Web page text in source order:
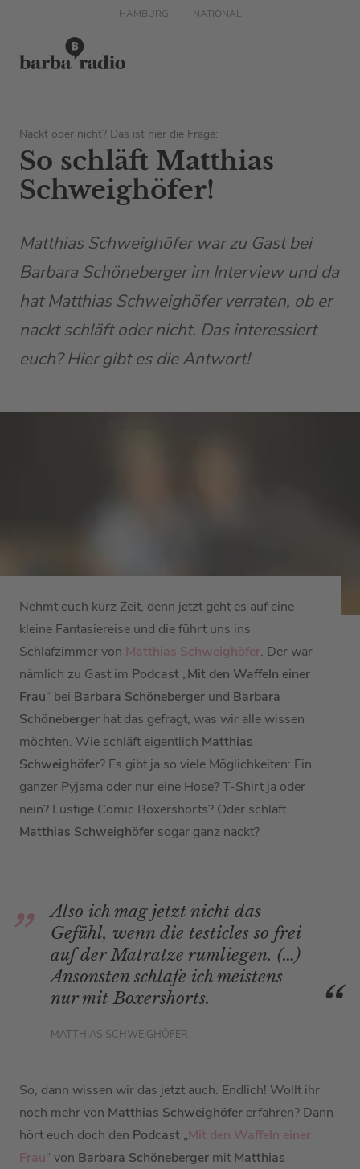
HAMBURG NATIONAL
Nackt oder nicht? Das ist hier die Frage:
So schläft Matthias
Schweighöfer!
Matthias Schweighöfer war zu Gast bei
Barbara Schöneberger im Interview und da
hat Matthias Schweighöfer verraten, ob er
nackt schläft oder nicht. Das interessiert
euch? Hier gibt es die Antwort!
Nehmt euch kurz Zeit, denn jetzt geht es auf eine
kleine Fantasiereise und die führt uns ins
Schlafzimmer von Matthias Schweighöfer. Der war
nämlich zu Gast im Podcast „Mit den Waffeln einer
Frau“ bei Barbara Schöneberger und Barbara
Schöneberger hat das gefragt, was wir alle wissen
möchten. Wie schläft eigentlich Matthias
Schweighöfer? Es gibt ja so viele Möglichkeiten: Ein
ganzer Pyjama oder nur eine Hose? T-Shirt ja oder
nein? Lustige Comic Boxershorts? Oder schläft
Matthias Schweighöfer sogar ganz nackt?
Also ich mag jetzt nicht das
Gefühl, wenn die testicles so frei
auf der Matratze rumliegen. (…)
Ansonsten schlafe ich meistens
nur mit Boxershorts.
MATTHIAS SCHWEIGHÖFER
So, dann wissen wir das jetzt auch. Endlich! Wollt ihr
noch mehr von Matthias Schweighöfer erfahren? Dann
hört euch doch den Podcast „Mit den Waffeln einer
Frau“ von Barbara Schöneberger mit Matthias